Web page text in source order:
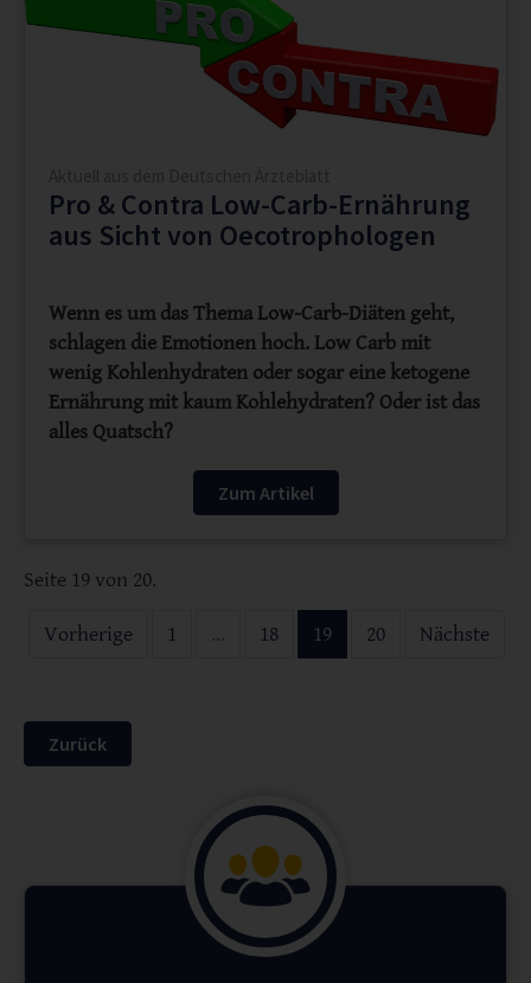
Pro & Contra Low-Carb-Ernährung
aus Sicht von Oecotrophologen
Wenn es um das Thema Low-Carb-Diäten geht,
schlagen die Emotionen hoch. Low Carb mit
wenig Kohlenhydraten oder sogar eine ketogene
Ernährung mit kaum Kohlehydraten? Oder ist das
alles Quatsch?
Zum Artikel
Seite 19 von 20.
Vorherige 1 ... 18 19 20 Nächste
Zurück